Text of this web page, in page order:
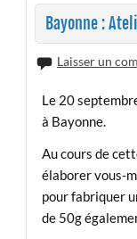
Bayonne :
Laisser un
Le 20
à Bayonne.
Au cours de
élaborer vous-
pour fabriquer
de 50g